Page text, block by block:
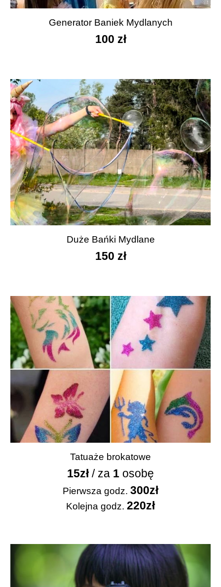
Generator Baniek Mydlanych
100 zł
Duże Bańki Mydlane
150 zł
Tatuaże brokatowe
15zł/ za 1 osobę
Pierwsza godz. 300zł
Kolejna godz. 220zł